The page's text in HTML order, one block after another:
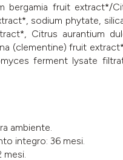
bergamia fruit extract*/
sodium phytate,
Citrus aurantium
(clementine) fruit
ferment lysate
ambiente.
integro: 36 mesi.
mesi.